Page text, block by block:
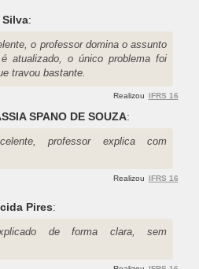
Silva:
o professor domina o assunto
atualizado, o único problema foi
travou bastante.
Realizou IFRS 16
SPANO DE SOUZA:
professor explica com
Realizou IFRS 16
Pires:
de forma clara, sem